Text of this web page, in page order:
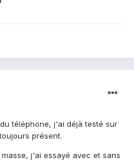
téléphone, j'ai déjà testé sur
présent.
j'ai essayé avec et sans